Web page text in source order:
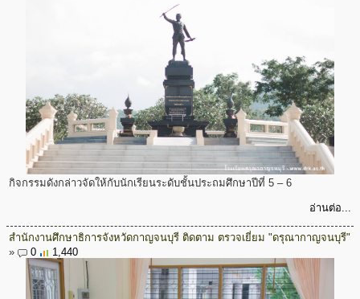
กิจกรรมดังกล่าวจัดให้กับนักเรียนระดับชั้นประถมศึกษาปีที่ 5 – 6
อ่านต่อ...
สำนักงานศึกษาธิการจังหวัดกาญจนบุรี ติดตาม ตรวจเยี่ยม "ดรุณากาญจนบุรี"
»
0 1,440